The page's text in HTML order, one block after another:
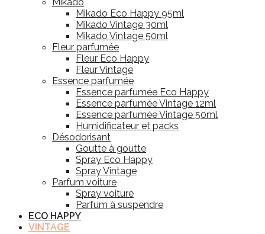
Mikado Eco Happy 95ml
Mikado Vintage 30ml
Mikado Vintage 50ml
Fleur parfumée
Fleur Eco Happy
Fleur Vintage
Essence parfumée
Essence parfumée Eco Happy
Essence parfumée Vintage 12ml
Essence parfumée Vintage 50ml
Humidificateur et packs
Désodorisant
Goutte à goutte
Spray Eco Happy
Spray Vintage
Parfum voiture
Spray voiture
Parfum à suspendre
ECO HAPPY
VINTAGE